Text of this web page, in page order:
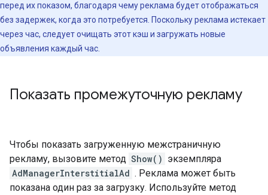
перед их показом, благодаря чему реклама будет отображаться
без задержек, когда это потребуется. Поскольку реклама истекает
через час, следует очищать этот кэш и загружать новые
объявления каждый час.
Показать промежуточную рекламу
Чтобы показать загруженную межстраничную
рекламу, вызовите метод Show() экземпляра
AdManagerInterstitialAd . Реклама может быть
показана один раз за загрузку. Используйте метод